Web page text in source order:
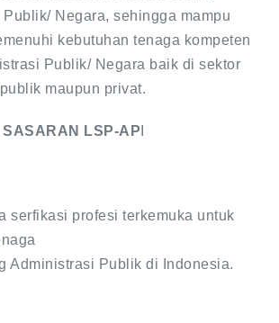
Negara, sehingga mampu
kebutuhan tenaga kompeten
Publik/ Negara baik di sektor
publik maupun privat.
SASARAN LSP-AP
serfikasi profesi terkemuka untuk
Administrasi Publik di Indonesia.